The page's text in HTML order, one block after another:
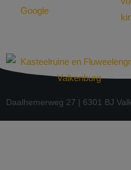
Daalhemerweg 27 | 6301 BJ